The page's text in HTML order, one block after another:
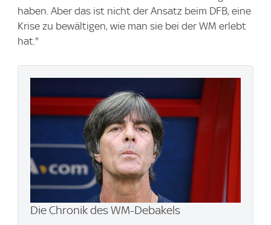
haben. Aber das ist nicht der Ansatz beim DFB, eine
Krise zu bewältigen, wie man sie bei der WM erlebt
hat."
Die Chronik des WM-Debakels